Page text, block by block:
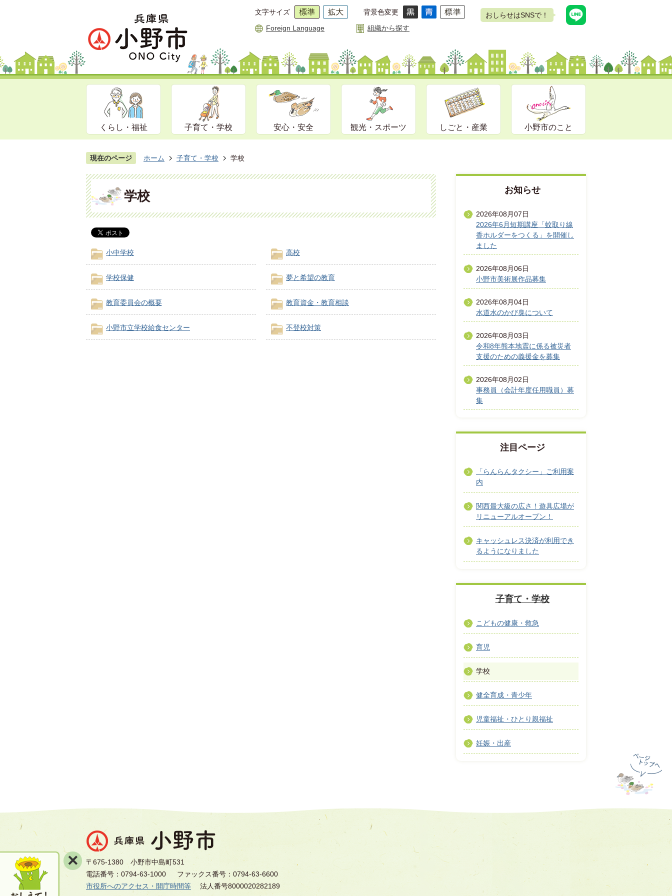
文字サイズ 背景色変更
Foreign Language 組織から探す
おしらせはSNSで！
くらし・福祉 子育て・学校 安心・安全 観光・スポーツ しごと・産業 小野市のこと
現在のページ ホーム 子育て・学校 学校
学校
小中学校 高校
学校保健 夢と希望の教育
教育委員会の概要 教育資金・教育相談
小野市立学校給食センター 不登校対策
お知らせ
2026年08月07日
2026年6月短期講座「蚊取り線
香ホルダーをつくる」を開催し
ました
2026年08月06日
小野市美術展作品募集
2026年08月04日
水道水のかび臭について
2026年08月03日
令和8年熊本地震に係る被災者
支援のための義援金を募集
2026年08月02日
事務員（会計年度任用職員）募
集
注目ページ
「らんらんタクシー」ご利用案
内
関西最大級の広さ！遊具広場が
リニューアルオープン！
キャッシュレス決済が利用でき
るようになりました
子育て・学校
こどもの健康・救急
育児
学校
健全育成・青少年
児童福祉・ひとり親福祉
妊娠・出産
〒675-1380 小野市中島町531
電話番号：0794-63-1000
ファックス番号：0794-63-6600
市役所へのアクセス・開庁時間等
法人番号8000020282189
×